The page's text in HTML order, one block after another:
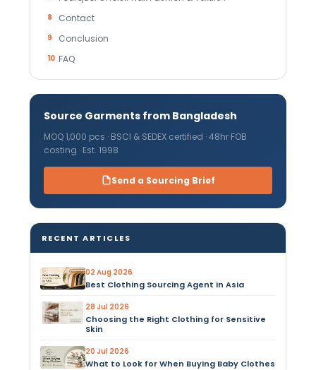
8 Contact
9 Conclusion
10 FAQ
Source Garments from Bangladesh
MOQ 1,000 pcs · BSCI & SEDEX certified · 48hr FOB
costing · Est. 1998
Send a Sourcing Brief
RECENT ARTICLES
02 Aug 2026
Best Clothing Sourcing Agent in Asia
28 Jul 2026
Choosing the Right Clothing for Sensitive
Skin
20 Jul 2026
What to Look for When Buying Baby Clothes